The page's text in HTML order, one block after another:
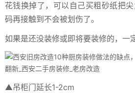
花钱换掉了，可以自己买粗砂纸把
码再接触到不会被划伤了。
如果是还没装修或即将要装修的，一
▲吊柜门延长1-2cm